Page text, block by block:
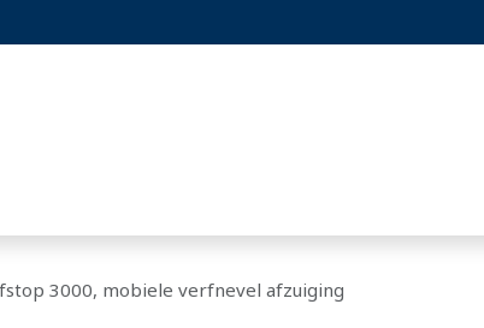
3000, mobiele verfnevel afzuiging